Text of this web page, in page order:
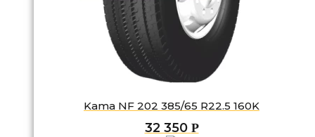
Kama NF 202 385/65 R22.5 160K
32 350 Р